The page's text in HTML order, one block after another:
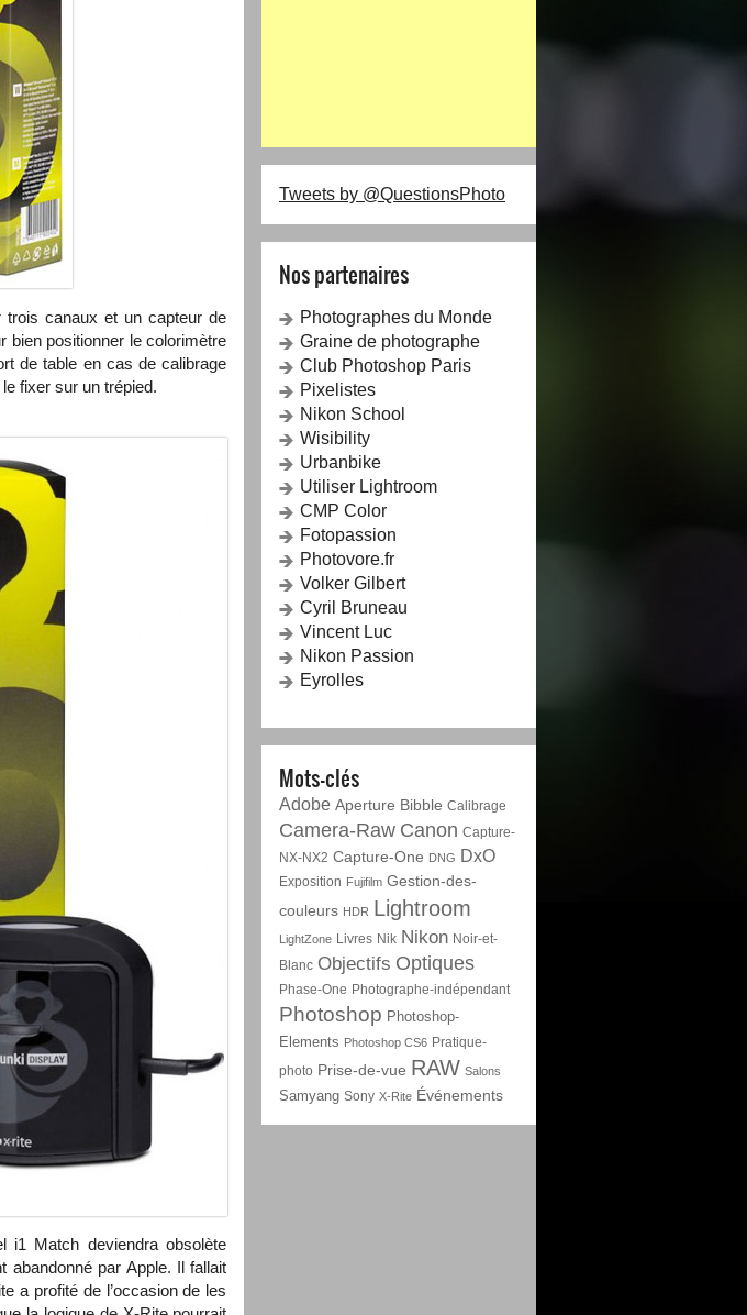
trois canaux et un capteur de
bien positionner le colorimètre
de table en cas de calibrage
fixer sur un trépied.
i1 Match deviendra obsolète
abandonné par Apple. Il fallait
a profité de l’occasion de les
Tweets by @QuestionsPhoto
Nos partenaires
Photographes du Monde
Graine de photographe
Club Photoshop Paris
Pixelistes
Nikon School
Wisibility
Urbanbike
Utiliser Lightroom
CMP Color
Fotopassion
Photovore.fr
Volker Gilbert
Cyril Bruneau
Vincent Luc
Nikon Passion
Eyrolles
Mots-clés
Adobe Aperture Bibble Calibrage
Camera-Raw Canon Capture-
NX-NX2 Capture-One DNG DxO
Exposition Fujifilm Gestion-des-
couleurs HDR Lightroom
LightZone Livres Nik Nikon Noir-et-
Blanc Objectifs Optiques
Phase-One Photographe-indépendant
Photoshop Photoshop-
Elements Photoshop CS6 Pratique-
photo Prise-de-vue RAW Salons
Samyang Sony X-Rite Événements